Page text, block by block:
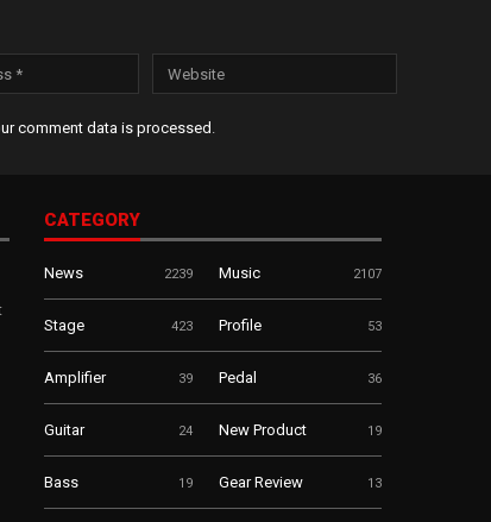
comment data is processed .
CATEGORY
News 2239 Music 2107
Stage 423 Profile 53
Amplifier 39 Pedal 36
Guitar 24 New Product 19
Bass 19 Gear Review 13